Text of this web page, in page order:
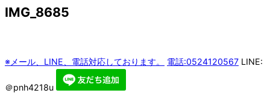
IMG_8685
※メール、LINE、電話対応しております。 電話:0524120567 LINE:
＠pnh4218u